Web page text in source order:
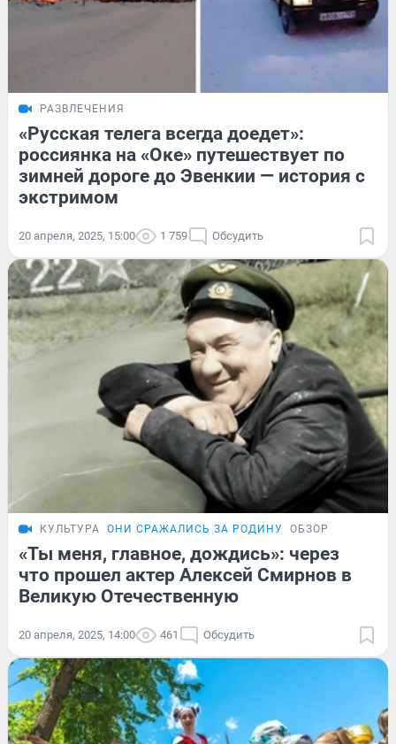
РАЗВЛЕЧЕНИЯ
«Русская телега всегда доедет»:
россиянка на «Оке» путешествует по
зимней дороге до Эвенкии — история с
экстримом
20 апреля, 2025, 15:00 1 759 Обсудить
КУЛЬТУРА ОНИ СРАЖАЛИСЬ ЗА РОДИНУ ОБЗОР
«Ты меня, главное, дождись»: через
что прошел актер Алексей Смирнов в
Великую Отечественную
20 апреля, 2025, 14:00 461 Обсудить